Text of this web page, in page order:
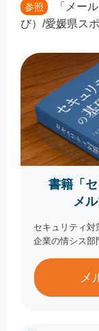
参照
「メー
び）/愛媛県ス
書籍「
メ
セキュリティ対
企業の情シス部
メ